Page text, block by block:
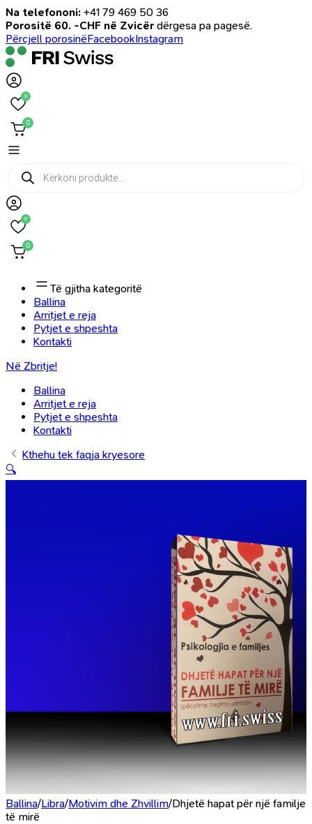
Na telefononi: +41 79 469 50 36
Porositë 60. -CHF në Zvicër dërgesa pa pagesë.
Përcjell porosinëFacebookInstagram
0
0
Products
search
0
0
Të gjitha kategoritë
Ballina
Arritjet e reja
Pytjet e shpeshta
Kontakti
Në Zbritje!
Ballina
Arritjet e reja
Pytjet e shpeshta
Kontakti
Kthehu tek faqja kryesore
🔍
Ballina/Libra/Motivim dhe Zhvillim/Dhjetë hapat për një familje
të mirë